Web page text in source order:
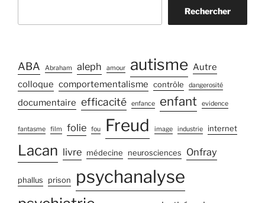
Rechercher
ABA Abraham aleph amour autisme Autre
colloque comportementalisme contrôle dangerosité
documentaire efficacité enfance enfant evidence
fantasme film folie fou Freud image industrie internet
Lacan livre médecine neurosciences Onfray
phallus prison psychanalyse